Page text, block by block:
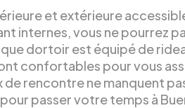
et extérieure
internes, vous ne pourrez
dortoir est équipé de
confortables pour vous
de rencontre ne manquent
passer votre temps à